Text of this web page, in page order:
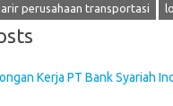
perusahaan transportasi
Kerja PT Bank Syariah